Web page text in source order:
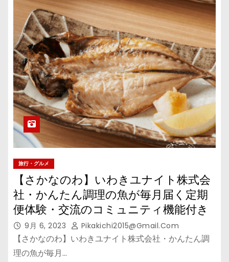
旅行・グルメ
【さかなのわ】いわきユナイト株式会
社・かんたん調理の魚が毎月届く定期
便体験・交流のコミュニティ機能付き
9月 6, 2023 Pikakichi2015@gmail.com
【さかなのわ】いわきユナイト株式会社・かんたん調
理の魚が毎月…